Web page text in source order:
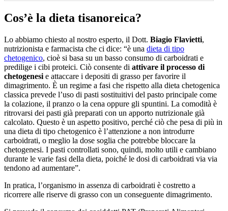
Cos’è la dieta tisanoreica?
Lo abbiamo chiesto al nostro esperto, il Dott. Biagio Flavietti,
nutrizionista e farmacista che ci dice: “è una dieta di tipo
chetogenico, cioè si basa su un basso consumo di carboidrati e
predilige i cibi proteici. Ciò consente di attivare il processo di
chetogenesi e attaccare i depositi di grasso per favorire il
dimagrimento. È un regime a fasi che rispetto alla dieta chetogenica
classica prevede l’uso di pasti sostituitivi del pasto principale come
la colazione, il pranzo o la cena oppure gli spuntini. La comodità è
ritrovarsi dei pasti già preparati con un apporto nutrizionale già
calcolato. Questo è un aspetto positivo, perché ciò che pesa di più in
una dieta di tipo chetogenico è l’attenzione a non introdurre
carboidrati, o meglio la dose soglia che potrebbe bloccare la
chetogenesi. I pasti controllati sono, quindi, molto utili e cambiano
durante le varie fasi della dieta, poiché le dosi di carboidrati via via
tendono ad aumentare”.
In pratica, l’organismo in assenza di carboidrati è costretto a
ricorrere alle riserve di grasso con un conseguente dimagrimento.